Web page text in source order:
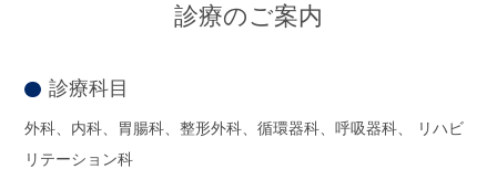
診療のご案内
診療科目
外科、内科、胃腸科、整形外科、循環器科、呼吸器科、
リハビ
リテーション科